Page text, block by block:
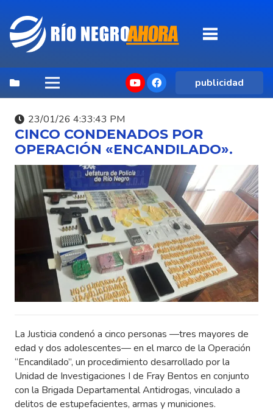
publicidad
23/01/26 4:33:43 PM
CINCO CONDENADOS POR
OPERACIÓN «ENCANDILADO».
La Justicia condenó a cinco personas —tres mayores de
edad y dos adolescentes— en el marco de la Operación
“Encandilado”, un procedimiento desarrollado por la
Unidad de Investigaciones I de Fray Bentos en conjunto
con la Brigada Departamental Antidrogas, vinculado a
delitos de estupefacientes, armas y municiones.